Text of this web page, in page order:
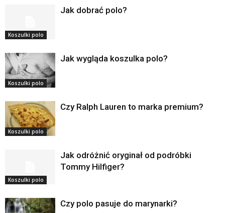
Koszulki polo
Jak dobrać polo?
Koszulki polo
Jak wygląda koszulka polo?
Koszulki polo
Czy Ralph Lauren to marka premium?
Koszulki polo
Jak odróżnić oryginał od podróbki
Tommy Hilfiger?
Czy polo pasuje do marynarki?